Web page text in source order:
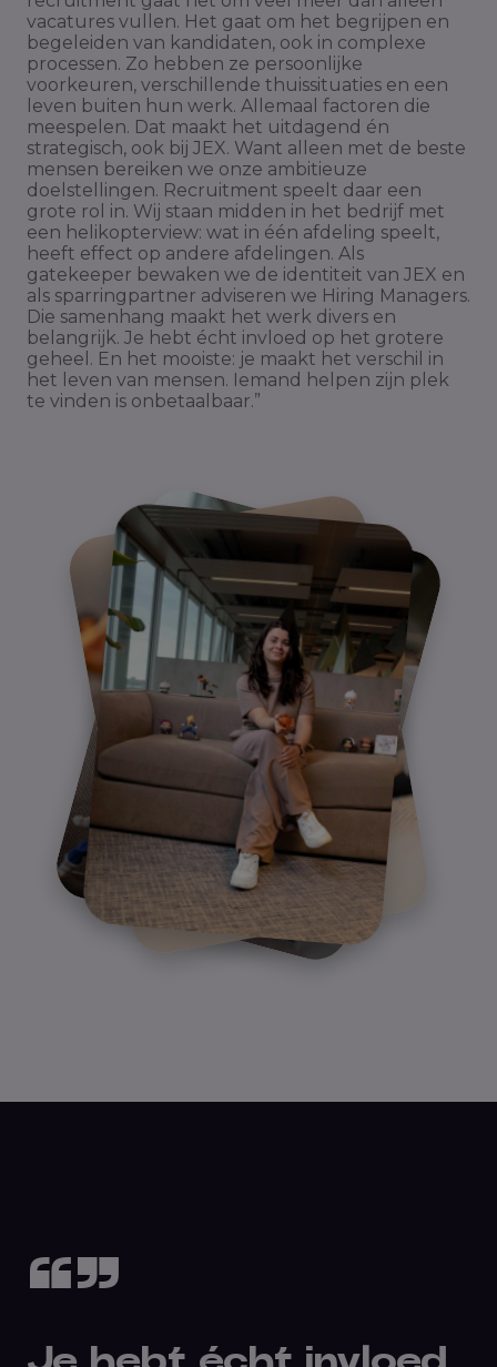
vacatures vullen. Het gaat om het begrijpen en
begeleiden van kandidaten, ook in complexe
processen. Zo hebben ze persoonlijke
voorkeuren, verschillende thuissituaties en een
leven buiten hun werk. Allemaal factoren die
meespelen. Dat maakt het uitdagend én
strategisch, ook bij JEX. Want alleen met de beste
mensen bereiken we onze ambitieuze
doelstellingen. Recruitment speelt daar een
grote rol in. Wij staan midden in het bedrijf met
een helikopterview: wat in één afdeling speelt,
heeft effect op andere afdelingen. Als
gatekeeper bewaken we de identiteit van JEX en
als sparringpartner adviseren we Hiring Managers.
Die samenhang maakt het werk divers en
belangrijk. Je hebt écht invloed op het grotere
geheel. En het mooiste: je maakt het verschil in
het leven van mensen. Iemand helpen zijn plek
te vinden is onbetaalbaar.”
“”